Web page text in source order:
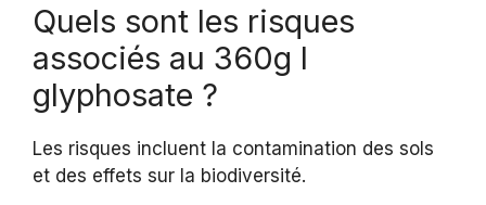
Quels sont les risques
associés au 360g l
glyphosate ?
Les risques incluent la contamination des sols
et des effets sur la biodiversité.